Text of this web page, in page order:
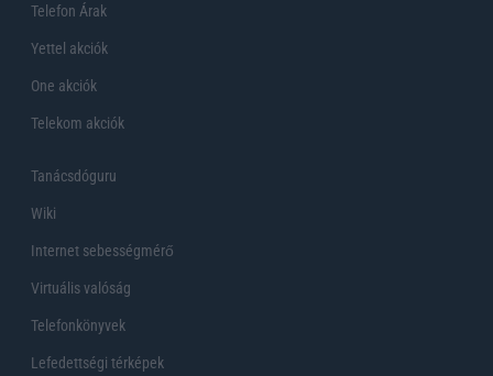
Telefon Árak
Yettel akciók
One akciók
Telekom akciók
Tanácsdóguru
Wiki
Internet sebességmérő
Virtuális valóság
Telefonkönyvek
Lefedettségi térképek